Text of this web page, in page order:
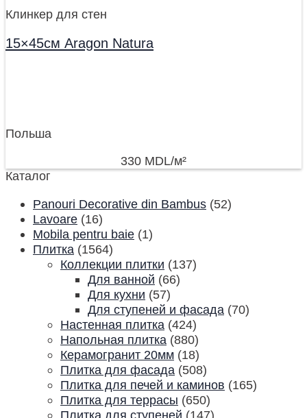
Клинкер для стен
15×45см Aragon Natura
Польша
330 MDL/м²
Каталог
Panouri Decorative din Bambus (52)
Lavoare (16)
Mobila pentru baie (1)
Плитка (1564)
Коллекции плитки (137)
Для ванной (66)
Для кухни (57)
Для ступеней и фасада (70)
Настенная плитка (424)
Напольная плитка (880)
Керамогранит 20мм (18)
Плитка для фасада (508)
Плитка для печей и каминов (165)
Плитка для террасы (650)
Плитка для ступеней (147)